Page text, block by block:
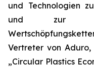
und Technologien
und zur
Vertreter von Aduro,
„Circular Plastics